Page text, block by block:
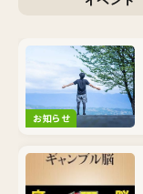
お知らせ